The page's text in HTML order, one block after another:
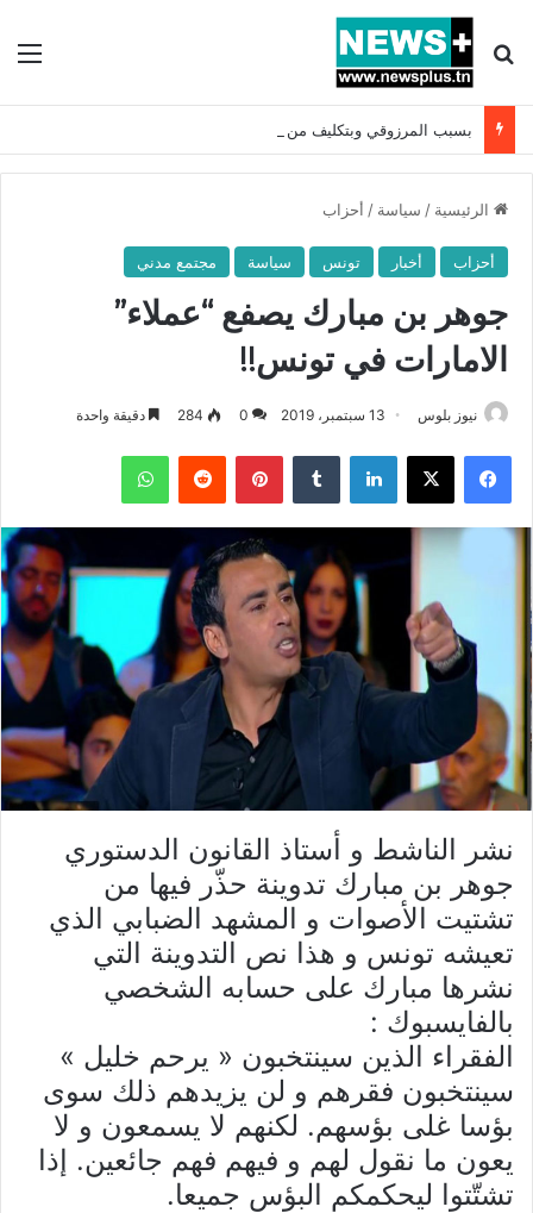
بحث عن
الرئيسية / سياسة / أحزاب
أحزاب أخبار تونس سياسة مجتمع مدني
جوهر بن مبارك يصفع “عملاء”
الامارات في تونس!!
نيوز بلوس 13 سبتمبر، 2019 0
284 دقيقة واحدة
فيسبوك X لينكدإن بينتيريست واتساب
نشر الناشط و أستاذ القانون الدستوري
جوهر بن مبارك تدوينة حذّر فيها من
تشتيت الأصوات و المشهد الضبابي الذي
تعيشه تونس و هذا نص التدوينة التي
نشرها مبارك على حسابه الشخصي
بالفايسبوك :
الفقراء الذين سينتخبون « يرحم خليل »
سينتخبون فقرهم و لن يزيدهم ذلك سوى
بؤسا غلى بؤسهم. لكنهم لا يسمعون و لا
يعون ما نقول لهم و فيهم فهم جائعين. إذا
تشتّتوا ليحكمكم البؤس جميعا.